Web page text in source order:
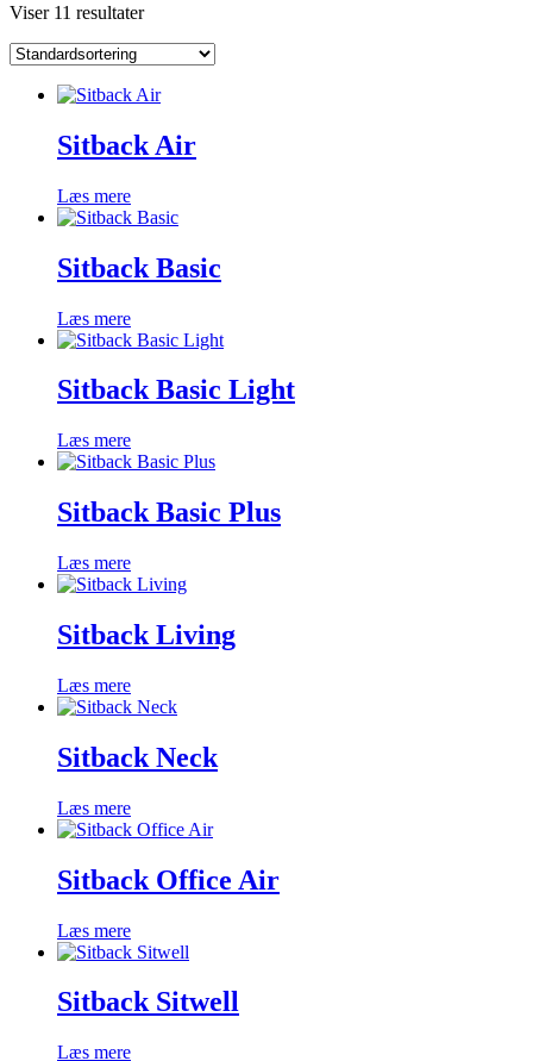
Viser 11 resultater
Sitback Air
Læs mere
Sitback Basic
Læs mere
Sitback Basic Light
Læs mere
Sitback Basic Plus
Læs mere
Sitback Living
Læs mere
Sitback Neck
Læs mere
Sitback Office Air
Læs mere
Sitback Sitwell
Læs mere